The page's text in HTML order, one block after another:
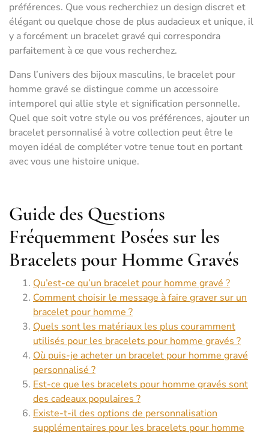
préférences. Que vous recherchiez un design discret et
élégant ou quelque chose de plus audacieux et unique, il
y a forcément un bracelet gravé qui correspondra
parfaitement à ce que vous recherchez.
Dans l’univers des bijoux masculins, le bracelet pour
homme gravé se distingue comme un accessoire
intemporel qui allie style et signification personnelle.
Quel que soit votre style ou vos préférences, ajouter un
bracelet personnalisé à votre collection peut être le
moyen idéal de compléter votre tenue tout en portant
avec vous une histoire unique.
Guide des Questions
Fréquemment Posées sur les
Bracelets pour Homme Gravés
Qu’est-ce qu’un bracelet pour homme gravé ?
Comment choisir le message à faire graver sur un
bracelet pour homme ?
Quels sont les matériaux les plus couramment
utilisés pour les bracelets pour homme gravés ?
Où puis-je acheter un bracelet pour homme gravé
personnalisé ?
Est-ce que les bracelets pour homme gravés sont
des cadeaux populaires ?
Existe-t-il des options de personnalisation
supplémentaires pour les bracelets pour homme